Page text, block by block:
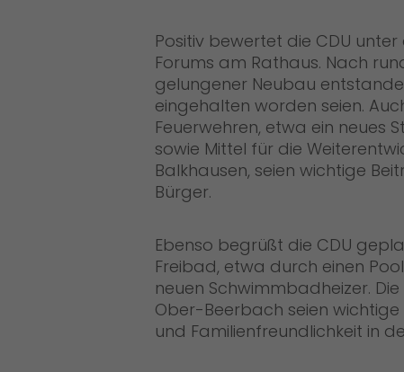
Positiv bewertet die CDU
Forums am Rathaus. Nach
gelungener Neubau
eingehalten worden seien.
Feuerwehren, etwa ein neues
sowie Mittel für die
Balkhausen, seien wichtige
Bürger.
Ebenso begrüßt die CDU
Freibad, etwa durch einen
neuen Schwimmbadheizer.
Ober-Beerbach seien
und Familienfreundlichkeit in